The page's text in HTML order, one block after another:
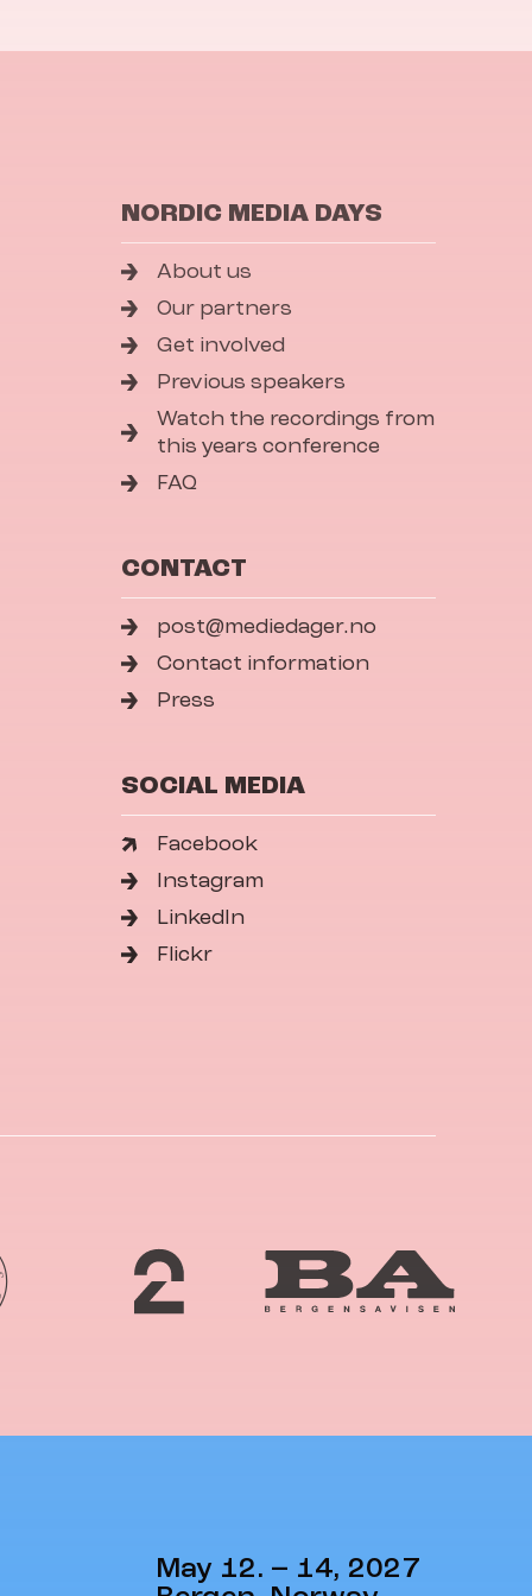
NORDIC MEDIA DAYS
About us
Our partners
Get involved
Previous speakers
Watch the recordings from
this years conference
FAQ
CONTACT
post@mediedager.no
Contact information
Press
SOCIAL MEDIA
Facebook
Instagram
LinkedIn
Flickr
May 12. – 14, 2027